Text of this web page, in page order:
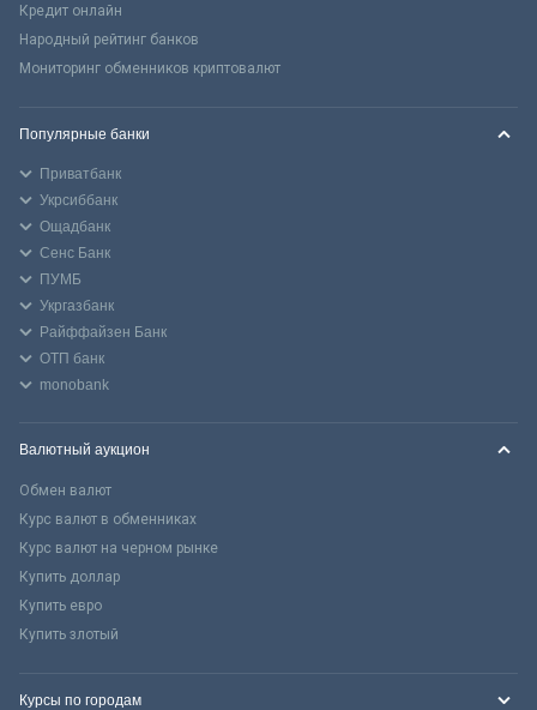
Кредит онлайн
Народный рейтинг банков
Мониторинг обменников криптовалют
Популярные банки
Приватбанк
Укрсиббанк
Ощадбанк
Сенс Банк
ПУМБ
Укргазбанк
Райффайзен Банк
ОТП банк
monobank
Валютный аукцион
Обмен валют
Курс валют в обменниках
Курс валют на черном рынке
Купить доллар
Купить евро
Купить злотый
Курсы по городам